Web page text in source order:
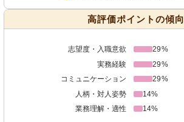
高評価ポイントの傾向
志望度・入職意欲
29%
実務経験
29%
コミュニケーション
29%
人柄・対人姿勢
14%
業務理解・適性
14%